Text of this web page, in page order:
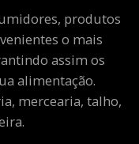
produtos
o mais
assim os
alimentação.
mercearia, talho,